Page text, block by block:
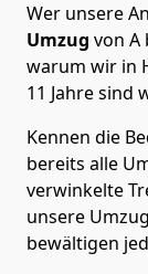
Wer unsere
Umzug von A
warum wir in
11 Jahre sind
Kennen die
bereits alle
verwinkelte
unsere
bewältigen